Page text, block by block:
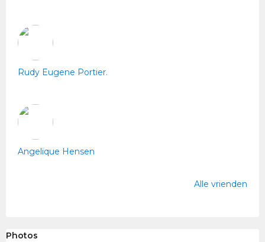
Rudy Eugene Portier.
Angelique Hensen
Alle vrienden
Photos